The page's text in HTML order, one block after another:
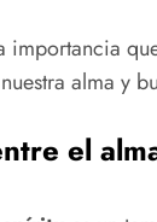
importancia
alma y
el